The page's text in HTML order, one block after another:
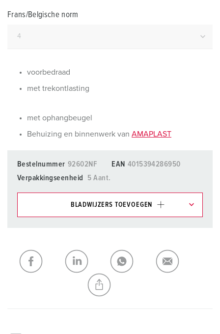
Frans/Belgische norm
voorbedraad
met trekontlasting
met ophangbeugel
Behuizing en binnenwerk van AMAPLAST
Bestelnummer 92602NF EAN 4015394286950
Verpakkingseenheid
5 Aant.
BLADWIJZERS TOEVOEGEN
Mijn lijst TOEVOEGEN
NIEUW LIJST MAKEN